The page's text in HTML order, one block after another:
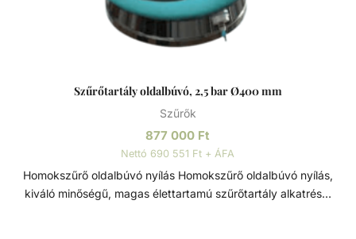
Szűrőtartály oldalbúvó, 2,5 bar Ø400 mm
Szűrők
877 000 Ft
Nettó 690 551 Ft + ÁFA
Homokszűrő oldalbúvó nyílás Homokszűrő oldalbúvó nyílás,
kiváló minőségű, magas élettartamú szűrőtartály alkatrész.